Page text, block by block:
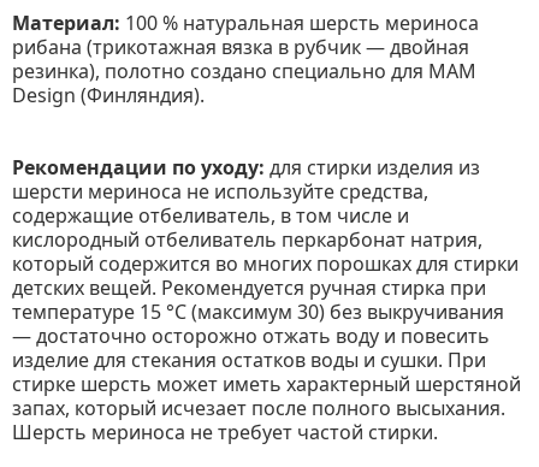
Материал: 100 % натуральная шерсть мериноса
рибана (трикотажная вязка в рубчик — двойная
резинка), полотно создано специально для MAM
Design (Финляндия).
Рекомендации по уходу: для стирки изделия из
шерсти мериноса не используйте средства,
содержащие отбеливатель, в том числе и
кислородный отбеливатель перкарбонат натрия,
который содержится во многих порошках для стирки
детских вещей. Рекомендуется ручная стирка при
температуре 15 °C (максимум 30) без выкручивания
— достаточно осторожно отжать воду и повесить
изделие для стекания остатков воды и сушки. При
стирке шерсть может иметь характерный шерстяной
запах, который исчезает после полного высыхания.
Шерсть мериноса не требует частой стирки.